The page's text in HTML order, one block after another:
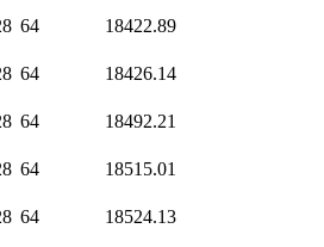
64
18422.89
64
18426.14
64
18492.21
64
18515.01
64
18524.13